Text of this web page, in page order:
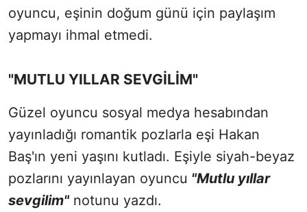
oyuncu, eşinin doğum günü için paylaşım
yapmayı ihmal etmedi.
"MUTLU YILLAR SEVGİLİM"
Güzel oyuncu sosyal medya hesabından
yayınladığı romantik pozlarla eşi Hakan
Baş'ın yeni yaşını kutladı. Eşiyle siyah-beyaz
pozlarını yayınlayan oyuncu "Mutlu yıllar
sevgilim"notunu yazdı.